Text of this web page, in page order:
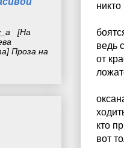
ведь
от
кто
вот
[На
Проза на